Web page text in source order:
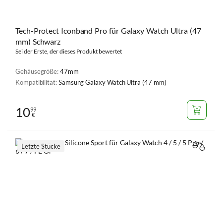
Tech-Protect Iconband Pro für Galaxy Watch Ultra (47
mm) Schwarz
Sei der Erste, der dieses Produkt bewertet
Gehäusegröße:47mm
Kompatibilität:Samsung Galaxy Watch Ultra (47 mm)
1099
€
Letzte Stücke